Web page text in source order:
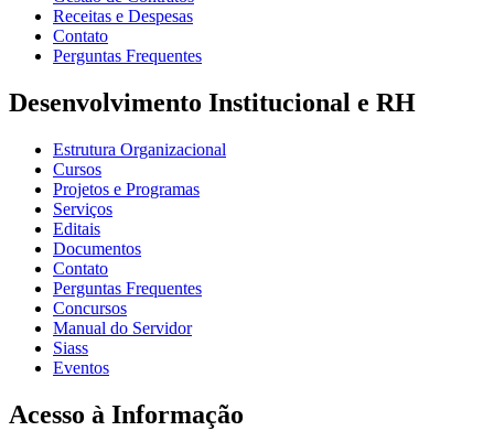
Receitas e Despesas
Contato
Perguntas Frequentes
Desenvolvimento Institucional e RH
Estrutura Organizacional
Cursos
Projetos e Programas
Serviços
Editais
Documentos
Contato
Perguntas Frequentes
Concursos
Manual do Servidor
Siass
Eventos
Acesso à Informação